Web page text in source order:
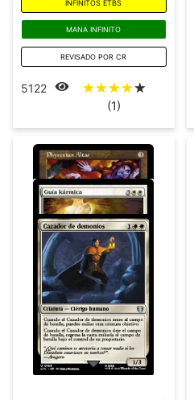
5122 ☆☆☆☆☆
(1)
INFINITOS ETBS
MANA INFINITO
REVISADO POR CR